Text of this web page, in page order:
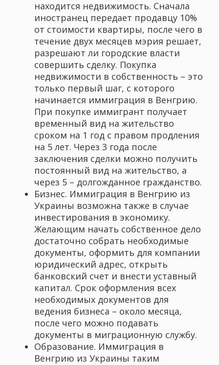
находится недвижимость. Сначала
иностранец передает продавцу 10%
от стоимости квартиры, после чего в
течение двух месяцев мэрия решает,
разрешают ли городские власти
совершить сделку. Покупка
недвижимости в собственность – это
только первый шаг, с которого
начинается иммиграция в Венгрию.
При покупке иммигрант получает
временный вид на жительство
сроком на 1 год с правом продления
на 5 лет. Через 3 года после
заключения сделки можно получить
постоянный вид на жительство, а
через 5 – долгожданное гражданство.
Бизнес. Иммиграция в Венгрию из
Украины возможна также в случае
инвестирования в экономику.
Желающим начать собственное дело
достаточно собрать необходимые
документы, оформить для компании
юридический адрес, открыть
банковский счет и внести уставный
капитал. Срок оформления всех
необходимых документов для
ведения бизнеса – около месяца,
после чего можно подавать
документы в миграционную службу.
Образование. Иммиграция в
Венгрию из Украины таким